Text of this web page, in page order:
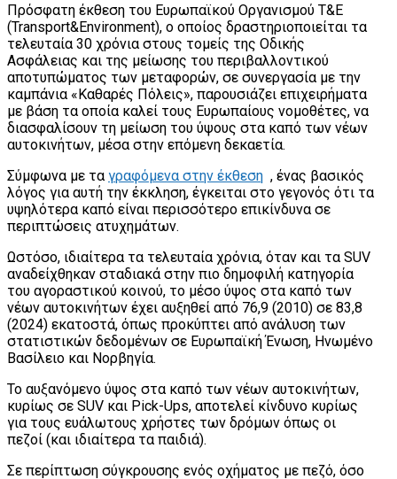
Πρόσφατη έκθεση του Ευρωπαϊκού Οργανισμού T&E
(Transport&Environment), ο οποίος δραστηριοποιείται τα
τελευταία 30 χρόνια στους τομείς της Οδικής
Ασφάλειας και της μείωσης του περιβαλλοντικού
αποτυπώματος των μεταφορών, σε συνεργασία με την
καμπάνια «Καθαρές Πόλεις», παρουσιάζει επιχειρήματα
με βάση τα οποία καλεί τους Ευρωπαίους νομοθέτες, να
διασφαλίσουν τη μείωση του ύψους στα καπό των νέων
αυτοκινήτων, μέσα στην επόμενη δεκαετία.
Σύμφωνα με ταγραφόμενα στην έκθεση , ένας βασικός
λόγος για αυτή την έκκληση, έγκειται στο γεγονός ότι τα
υψηλότερα καπό είναι περισσότερο επικίνδυνα σε
περιπτώσεις ατυχημάτων.
Ωστόσο, ιδιαίτερα τα τελευταία χρόνια, όταν και τα SUV
αναδείχθηκαν σταδιακά στην πιο δημοφιλή κατηγορία
του αγοραστικού κοινού, το μέσο ύψος στα καπό των
νέων αυτοκινήτων έχει αυξηθεί από 76,9 (2010) σε 83,8
(2024) εκατοστά, όπως προκύπτει από ανάλυση των
στατιστικών δεδομένων σε Ευρωπαϊκή Ένωση, Ηνωμένο
Βασίλειο και Νορβηγία.
Το αυξανόμενο ύψος στα καπό των νέων αυτοκινήτων,
κυρίως σε SUV και Pick-Ups, αποτελεί κίνδυνο κυρίως
για τους ευάλωτους χρήστες των δρόμων όπως οι
πεζοί (και ιδιαίτερα τα παιδιά).
Σε περίπτωση σύγκρουσης ενός οχήματος με πεζό, όσο